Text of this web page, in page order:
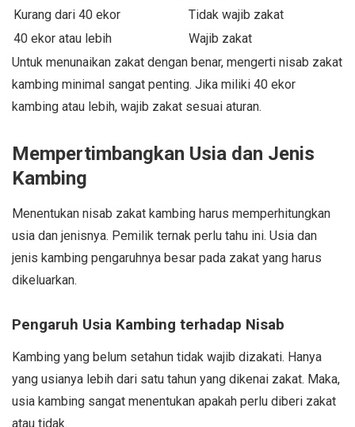
Kurang dari 40 ekor
Tidak wajib zakat
40 ekor atau lebih
Wajib zakat
Untuk menunaikan zakat dengan benar, mengerti nisab zakat
kambing minimal sangat penting. Jika miliki 40 ekor
kambing atau lebih, wajib zakat sesuai aturan.
Mempertimbangkan Usia dan Jenis
Kambing
Menentukan nisab zakat kambing harus memperhitungkan
usia dan jenisnya. Pemilik ternak perlu tahu ini. Usia dan
jenis kambing pengaruhnya besar pada zakat yang harus
dikeluarkan.
Pengaruh Usia Kambing terhadap Nisab
Kambing yang belum setahun tidak wajib dizakati. Hanya
yang usianya lebih dari satu tahun yang dikenai zakat. Maka,
usia kambing sangat menentukan apakah perlu diberi zakat
atau tidak.